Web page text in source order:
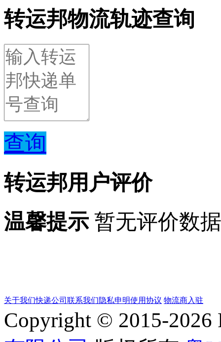
转运邦物流轨迹查询
查询
转运邦用户评价
温馨提示暂无评价数据
关于我们快递公司 联系我们隐私申明使用协议 物流商入驻
Copyright © 2015-2026